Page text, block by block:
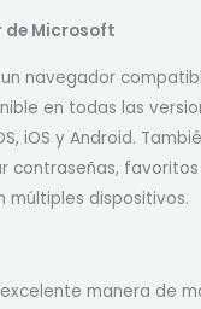
de Microsoft
navegador
en todas las
iOS y Android.
contraseñas,
múltiples dispositivos.
excelente manera de